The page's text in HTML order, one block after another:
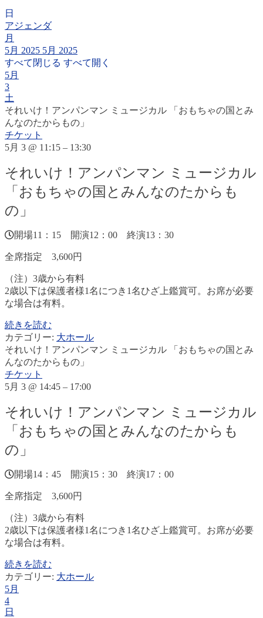
日
アジェンダ
月
5月 2025 5月 2025
すべて閉じる すべて開く
5月
3
土
それいけ！アンパンマン ミュージカル 「おもちゃの国とみ
んなのたからもの」
チケット
5月 3 @ 11:15 – 13:30
それいけ！アンパンマン ミュージカル
「おもちゃの国とみんなのたからも
の」
開場11：15 開演12：00 終演13：30
全席指定 3,600円
（注）3歳から有料
2歳以下は保護者様1名につき1名ひざ上鑑賞可。お席が必要
な場合は有料。
続きを読む
カテゴリー: 大ホール
それいけ！アンパンマン ミュージカル 「おもちゃの国とみ
んなのたからもの」
チケット
5月 3 @ 14:45 – 17:00
それいけ！アンパンマン ミュージカル
「おもちゃの国とみんなのたからも
の」
開場14：45 開演15：30 終演17：00
全席指定 3,600円
（注）3歳から有料
2歳以下は保護者様1名につき1名ひざ上鑑賞可。お席が必要
な場合は有料。
続きを読む
カテゴリー: 大ホール
5月
4
日